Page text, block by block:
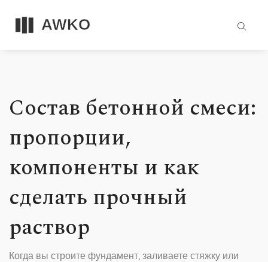
Состав бетонной смеси:
пропорции,
компоненты и как
сделать прочный
раствор
Когда вы строите фундамент, заливаете стяжку или